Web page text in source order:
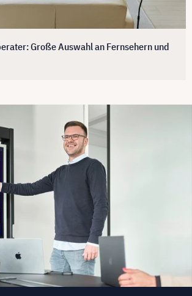
Große Auswahl an Fernsehern und